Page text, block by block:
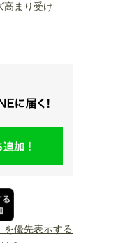
高まり受け
を優先表示する